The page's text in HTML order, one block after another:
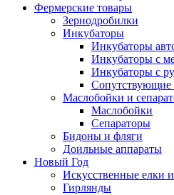
Фермерские товары
Зернодробилки
Инкубаторы
Инкубаторы
Инкубаторы с
Инкубаторы с
Сопутствующие
Маслобойки и
Маслобойки
Сепараторы
Бидоны и фляги
Доильные аппараты
Новый Год
Искусственные елки
Гирлянды